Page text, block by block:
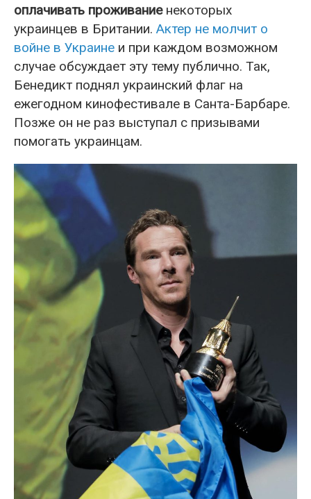
оплачивать проживаниенекоторых
украинцев в Британии. Актер не молчит о
войне в Украине и при каждом возможном
случае обсуждает эту тему публично. Так,
Бенедикт поднял украинский флаг на
ежегодном кинофестивале в Санта-Барбаре.
Позже он не раз выступал с призывами
помогать украинцам.